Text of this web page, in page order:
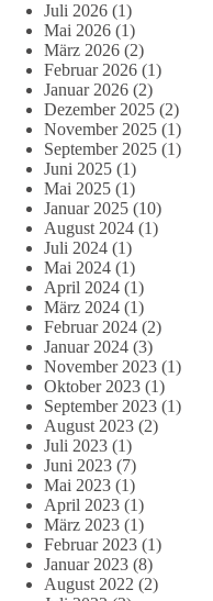
Juli 2026 (1)
Mai 2026 (1)
März 2026 (2)
Februar 2026 (1)
Januar 2026 (2)
Dezember 2025 (2)
November 2025 (1)
September 2025 (1)
Juni 2025 (1)
Mai 2025 (1)
Januar 2025 (10)
August 2024 (1)
Juli 2024 (1)
Mai 2024 (1)
April 2024 (1)
März 2024 (1)
Februar 2024 (2)
Januar 2024 (3)
November 2023 (1)
Oktober 2023 (1)
September 2023 (1)
August 2023 (2)
Juli 2023 (1)
Juni 2023 (7)
Mai 2023 (1)
April 2023 (1)
März 2023 (1)
Februar 2023 (1)
Januar 2023 (8)
August 2022 (2)